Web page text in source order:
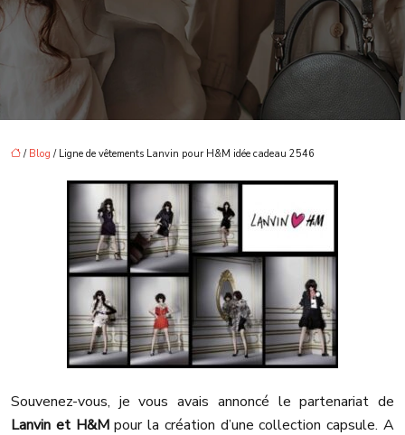
/ Blog / Ligne de vêtements Lanvin pour H&M idée cadeau 2546
Souvenez-vous, je vous avais annoncé le partenariat de
Lanvin et H&Mpour la création d’une collection capsule. A